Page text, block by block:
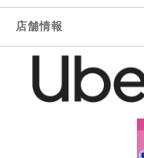
店舗情報